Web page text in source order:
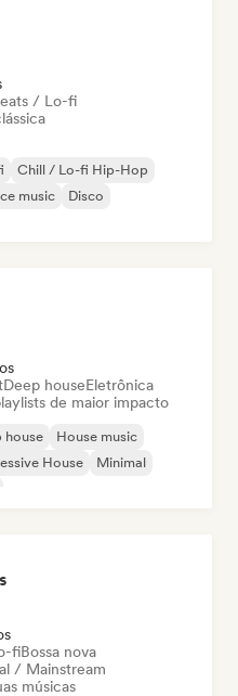
/ Lo-fi
Chill / Lo-fi Hip-Hop
music
Disco
Deep houseEletrônica
de maior impacto
house
House music
House
Minimal
fiBossa nova
/ Mainstream
músicas